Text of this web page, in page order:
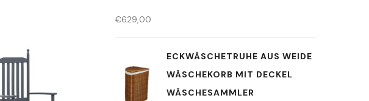
€629,00
ECKWÄSCHETRUHE AUS WEIDE
WÄSCHEKORB MIT DECKEL
WÄSCHESAMMLER